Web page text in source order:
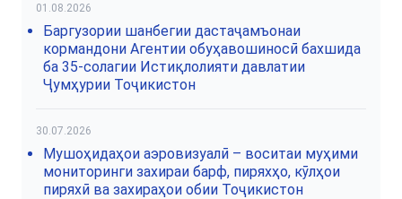
01.08.2026
Баргузории шанбегии дастаҷамъонаи
кормандони Агентии обуҳавошиносӣ бахшида
ба 35-солагии Истиқлолияти давлатии
Ҷумҳурии Тоҷикистон
30.07.2026
Мушоҳидаҳои аэровизуалӣ – воситаи муҳими
мониторинги захираи барф, пиряхҳо, кӯлҳои
пиряхӣ ва захираҳои обии Тоҷикистон